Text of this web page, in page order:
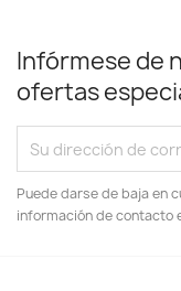
Infórmese de
ofertas
Puede darse de baja en
información de contacto